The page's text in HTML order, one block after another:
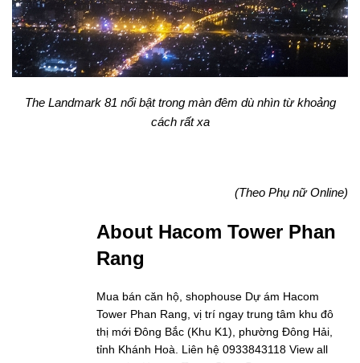
The Landmark 81 nổi bật trong màn đêm dù nhìn từ khoảng
cách rất xa
(Theo Phụ nữ Online)
About Hacom Tower Phan
Rang
Mua bán căn hộ, shophouse Dự ám Hacom
Tower Phan Rang, vị trí ngay trung tâm khu đô
thị mới Đông Bắc (Khu K1), phường Đông Hải,
tỉnh Khánh Hoà. Liên hệ 0933843118 View all